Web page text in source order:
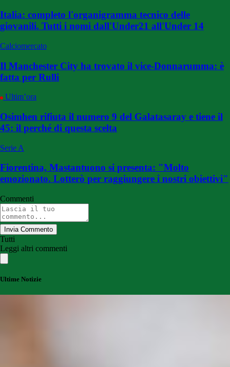
Italia: completo l'organigramma tecnico delle
giovanili. Tutti i nomi dall'Under21 all'Under 14
Calciomercato
Il Manchester City ha trovato il vice-Donnarumma: è
fatta per Rulli
Ultim’ora
Osimhen rifiuta il numero 9 del Galatasaray e tiene il
45: il perché di questa scelta
Serie A
Fiorentina, Mastantuono si presenta: "Molto
emozionato. Lotterò per raggiungere i nostri obiettivi"
Commenti
Invia Commento
Tutti
Leggi altri commenti
Ultime Notizie